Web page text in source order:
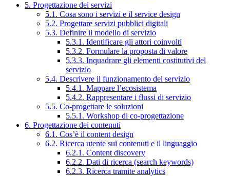
5. Progettazione dei servizi
5.1. Cosa sono i servizi e il service design
5.2. Progettare servizi pubblici digitali
5.3. Definire il modello di servizio
5.3.1. Identificare gli attori coinvolti
5.3.2. Formulare la proposta di valore
5.3.3. Inquadrare gli elementi costitutivi del
servizio
5.4. Descrivere il funzionamento del servizio
5.4.1. Mappare l’ecosistema
5.4.2. Rappresentare i flussi di servizio
5.5. Co-progettare le soluzioni
5.5.1. Workshop di co-progettazione
6. Progettazione dei contenuti
6.1. Cos’è il content design
6.2. Ricerca utente sui contenuti e il linguaggio
6.2.1. Content discovery
6.2.2. Dati di ricerca (search keywords)
6.2.3. Ricerca tramite analytics